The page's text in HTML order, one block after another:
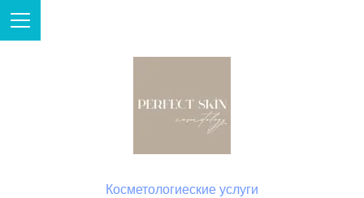
Косметологиеские услуги